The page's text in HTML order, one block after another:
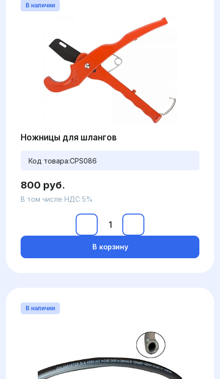
ВНЕШНИЙ ДИАМЕТР
В наличии
Ножницы для шлангов
Код товара:CPS086
800 руб.
В том числе НДС 5%
В корзину
В наличии